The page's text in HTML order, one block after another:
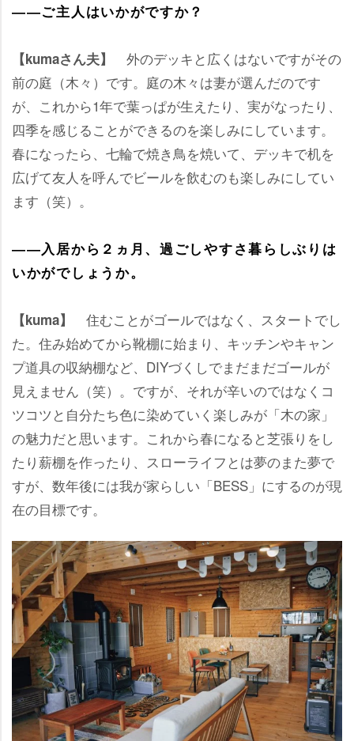
――ご主人はいかがですか？
【kumaさん夫】
外のデッキと広くはないですがその
前の庭（木々）です。庭の木々は妻が選んだのです
が、これから1年で葉っぱが生えたり、実がなったり、
四季を感じることができるのを楽しみにしています。
春になったら、七輪で焼き鳥を焼いて、デッキで机を
広げて友人を呼んでビールを飲むのも楽しみにしてい
ます（笑）。
――入居から２ヵ月、過ごしやすさ暮らしぶりは
いかがでしょうか。
【kuma】
住むことがゴールではなく、スタートでし
た。住み始めてから靴棚に始まり、キッチンやキャン
プ道具の収納棚など、DIYづくしでまだまだゴールが
見えません（笑）。ですが、それが辛いのではなくコ
ツコツと自分たち色に染めていく楽しみが「木の家」
の魅力だと思います。これから春になると芝張りをし
たり薪棚を作ったり、スローライフとは夢のまた夢で
すが、数年後には我が家らしい「BESS」にするのが現
在の目標です。